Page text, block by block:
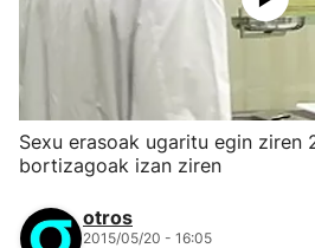
Sexu erasoak ugaritu egin ziren
bortizagoak izan ziren
otros
2015/05/20 - 16:05